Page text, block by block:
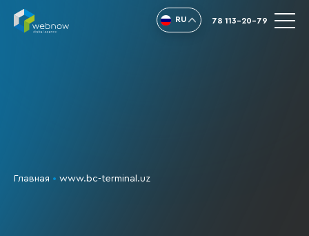
RU 78 113-20-79
Главная • www.bc-terminal.uz